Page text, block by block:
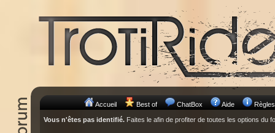
Accueil Best of ChatBox Aide Règles
Vous n'êtes pas identifié. Faites le afin de profiter de toutes les options du